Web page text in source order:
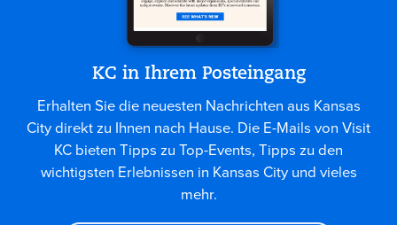
KC in Ihrem Posteingang
Erhalten Sie die neuesten Nachrichten aus Kansas
City direkt zu Ihnen nach Hause. Die E-Mails von Visit
KC bieten Tipps zu Top-Events, Tipps zu den
wichtigsten Erlebnissen in Kansas City und vieles
mehr.